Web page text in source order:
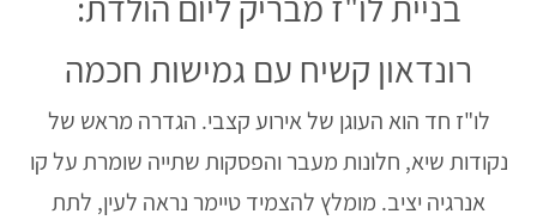
רונדאון קשיח עם גמישות חכמה
לו"ז חד הוא העוגן של אירוע קצבי. הגדרה מראש של
נקודות שיא, חלונות מעבר והפסקות שתייה שומרת על קו
אנרגיה יציב. מומלץ להצמיד טיימר נראה לעין, לתת